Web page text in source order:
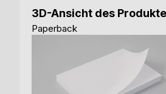
3D-Ansicht des
Paperback